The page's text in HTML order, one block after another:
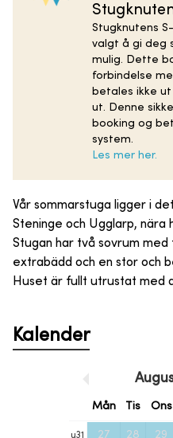
Stugknutens
valgt å gi deg
mulig. Dette
forbindelse
betales ikke
ut. Denne
booking og
system.
Les mer her.
Vår sommarstuga ligger i
Steninge och Ugglarp,
Stugan har två sovrum med
extrabädd och en stor och
Huset är fullt utrustat med
Kalender
Mån Tis Ons
u31 27 28 29